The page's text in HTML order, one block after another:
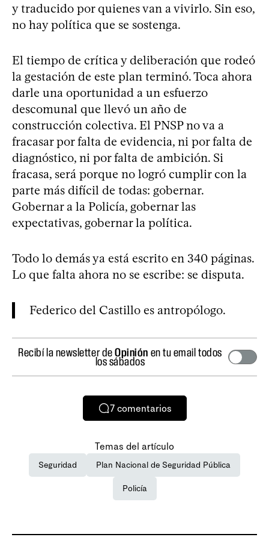
y traducido por quienes van a vivirlo. Sin eso,
no hay política que se sostenga.
El tiempo de crítica y deliberación que rodeó
la gestación de este plan terminó. Toca ahora
darle una oportunidad a un esfuerzo
descomunal que llevó un año de
construcción colectiva. El PNSP no va a
fracasar por falta de evidencia, ni por falta de
diagnóstico, ni por falta de ambición. Si
fracasa, será porque no logró cumplir con la
parte más difícil de todas: gobernar.
Gobernar a la Policía, gobernar las
expectativas, gobernar la política.
Todo lo demás ya está escrito en 340 páginas.
Lo que falta ahora no se escribe: se disputa.
Federico del Castillo es antropólogo.
Recibí la newsletter deOpinión en tu email todos
los sábados
7 comentarios
Temas del artículo
Seguridad Plan Nacional de Seguridad Pública
Policía